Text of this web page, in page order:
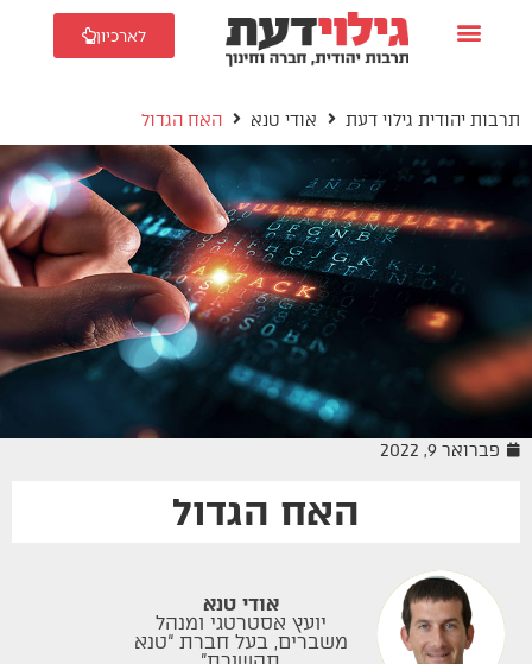
לארכיון
תרבות יהודית גילוי דעת אודי טנא האח הגדול
פברואר 9, 2022
האח הגדול
אודי טנא
יועץ אסטרטגי ומנהל
משברים, בעל חברת “טנא